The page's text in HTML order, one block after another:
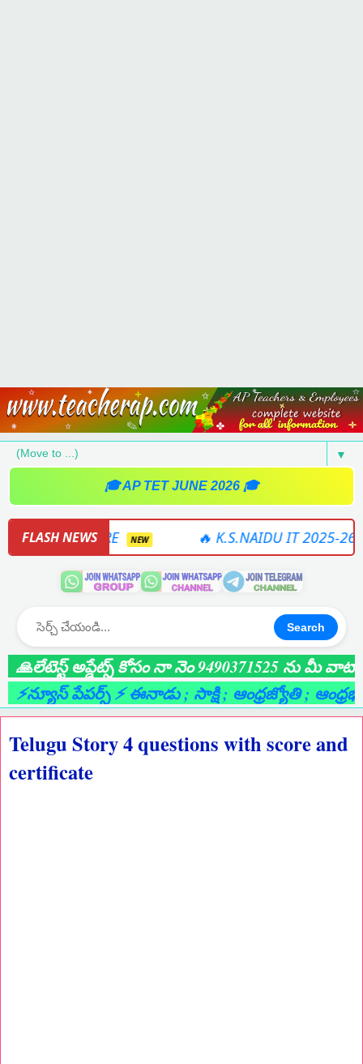
▼
🎓 AP TET JUNE 2026 🎓
FLASH NEWS
NEW 🔥 K.S.NAIDU IT 2025-26
Search
అప్డేట్స్ కోసం నా నెం 9490371525 ను మీ వాట్సాప్
పేపర్స్ ⚡ ఈనాడు; సాక్షి ; ఆంధ్రజ్యోతి; ఆంధ్రభూమి
Telugu Story 4 questions with score and
certificate